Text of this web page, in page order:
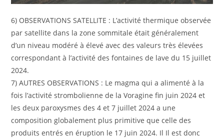
6) OBSERVATIONS SATELLITE : L’activité thermique observée
par satellite dans la zone sommitale était généralement
d’un niveau modéré à élevé avec des valeurs très élevées
correspondant à l’activité des fontaines de lave du 15 juillet
2024.
7) AUTRES OBSERVATIONS : Le magma qui a alimenté à la
fois l’activité strombolienne de la Voragine fin juin 2024 et
les deux paroxysmes des 4 et 7 juillet 2024 a une
composition globalement plus primitive que celle des
produits entrés en éruption le 17 juin 2024. Il Il est donc